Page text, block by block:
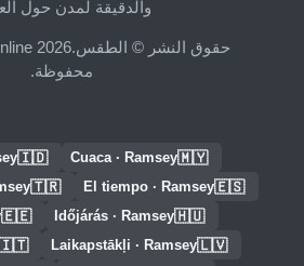
والدقيقة لمدن حول
محفوظة.
🇲🇾
Cuaca · Ramsey
🇮🇩
🇪🇸
El tiempo · Ramsey
🇹🇷
🇭🇺
Időjárás · Ramsey
🇪🇪
🇱🇻
Laikapstākļi · Ramsey